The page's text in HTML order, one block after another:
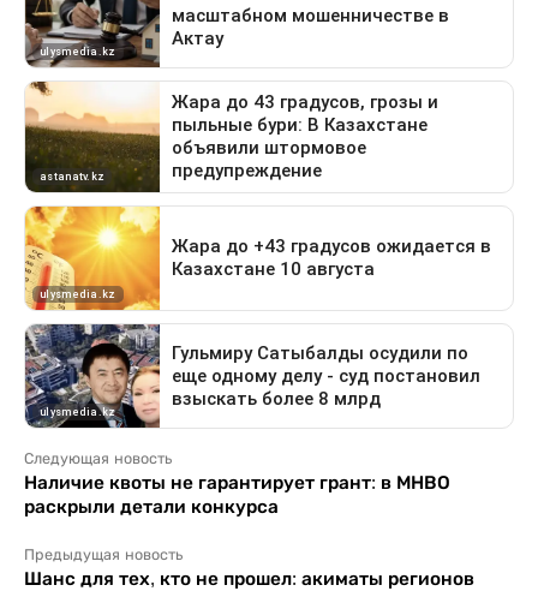
Следующая новость
Наличие квоты не гарантирует грант: в МНВО
раскрыли детали конкурса
Предыдущая новость
Шанс для тех, кто не прошел: акиматы регионов